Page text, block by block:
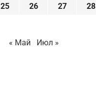
25 26 27 28
« Май
Июл »